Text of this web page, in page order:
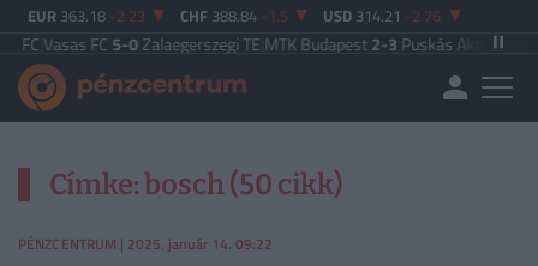
EUR 363.18 -2.23 CHF 388.84 -1.5 USD 314.21 -2.76
Vasas FC 5-0Zalaegerszegi TE MTK Budapest2-3Puskás Akadémia
Címke: bosch (50 cikk)
PÉNZCENTRUM | 2025. január 14. 09:22